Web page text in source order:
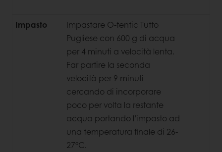
Impasto
Impastare O-tentic Tutto
Pugliese con 600 g di acqua
per 4 minuti a velocità lenta.
Far partire la seconda
velocità per 9 minuti
cercando di incorporare
poco per volta la restante
acqua portando l’impasto ad
una temperatura finale di 26-
27°C.